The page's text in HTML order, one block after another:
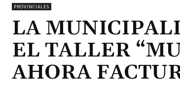
PROVINCIALES
LA
EL TALLER
AHORA